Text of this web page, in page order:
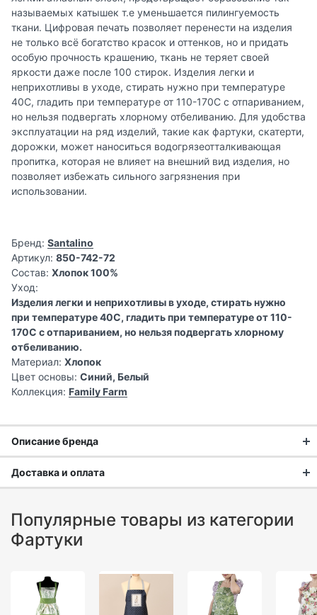
называемых катышек т.е уменьшается пилингуемость
ткани. Цифровая печать позволяет перенести на изделия
не только всё богатство красок и оттенков, но и придать
особую прочность крашению, ткань не теряет своей
яркости даже после 100 стирок. Изделия легки и
неприхотливы в уходе, стирать нужно при температуре
40С, гладить при температуре от 110-170С с отпариванием,
но нельзя подвергать хлорному отбеливанию. Для удобства
эксплуатации на ряд изделий, такие как фартуки, скатерти,
дорожки, может наноситься водогрязеотталкивающая
пропитка, которая не влияет на внешний вид изделия, но
позволяет избежать сильного загрязнения при
использовании.
Бренд: Santalino
Артикул: 850-742-72
Состав: Хлопок 100%
Уход:
Изделия легки и неприхотливы в уходе, стирать нужно
при температуре 40С, гладить при температуре от 110-
170С с отпариванием, но нельзя подвергать хлорному
отбеливанию.
Материал: Хлопок
Цвет основы: Синий, Белый
Коллекция: Family Farm
Описание бренда
Доставка и оплата
Доставка в Москве и области
В Москве и Московской области доставка курьером до
Стоимость доставки в Москве в пределах МКАД
в Московской Области и Москве за МКАД599 руб.
Популярные товары из категории
Фартуки